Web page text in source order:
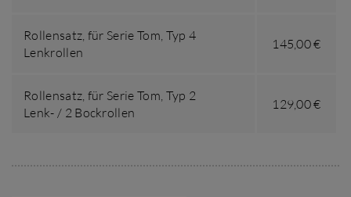
Rollensatz, für Serie Tom, Typ 4
Lenkrollen
145,00 €
Rollensatz, für Serie Tom, Typ 2
Lenk- / 2 Bockrollen
129,00 €